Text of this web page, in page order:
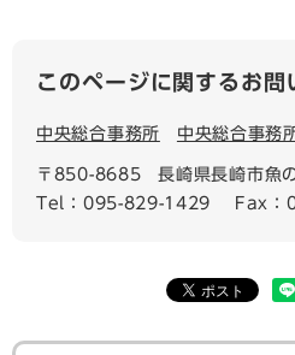
このページに関するお問
中央総合事務所 中央総合事務
〒850-8685
長崎県長崎市魚
Tel：095-829-1429
Fax：